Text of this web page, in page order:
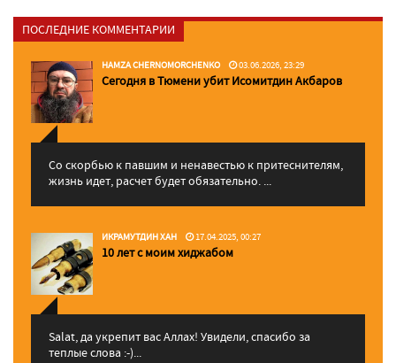
ПОСЛЕДНИЕ КОММЕНТАРИИ
HAMZA CHERNOMORCHENKO 03.06.2026, 23:29
Сегодня в Тюмени убит Исомитдин Акбаров
Со скорбью к павшим и ненавестью к притеснителям,
жизнь идет, расчет будет обязательно. ...
ИКРАМУТДИН ХАН 17.04.2025, 00:27
10 лет с моим хиджабом
Salat, да укрепит вас Аллаx! Увидели, спасибо за
теплые слова :-)...